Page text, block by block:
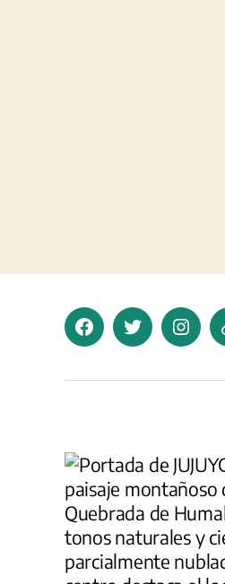
FacebookTwitter